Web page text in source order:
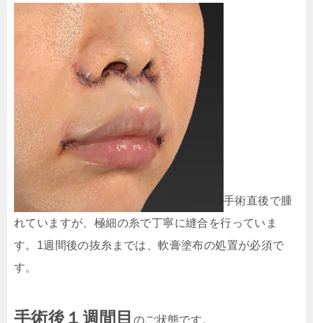
手術直後で腫
れていますが、極細の糸で丁寧に縫合を行っていま
す。1週間後の抜糸までは、軟膏塗布の処置が必須で
す。
手術後１週間目 のご状態です。